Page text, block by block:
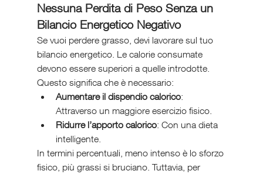
Nessuna Perdita di Peso Senza un
Bilancio Energetico Negativo
Se vuoi perdere grasso, devi lavorare sul tuo
bilancio energetico. Le calorie consumate
devono essere superiori a quelle introdotte.
Questo significa che è necessario:
Aumentare il dispendio calorico:
Attraverso un maggiore esercizio fisico.
Ridurre l’apporto calorico: Con una dieta
intelligente.
In termini percentuali, meno intenso è lo sforzo
fisico, più grassi si bruciano. Tuttavia, per